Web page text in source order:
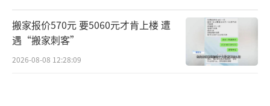
温。
为何高温如此持久？气象分析师介绍，北
方多地受移动缓慢甚至会停滞不动的大陆暖高
搬家报价570元 要5060元才肯上楼 遭
遇“搬家刺客”
2026-08-08 12:28:09